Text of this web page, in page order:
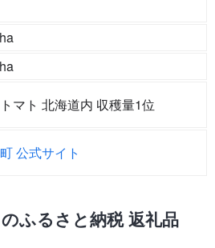
マト 北海道内 収穫量1位
公式サイト
ふるさと納税 返礼品